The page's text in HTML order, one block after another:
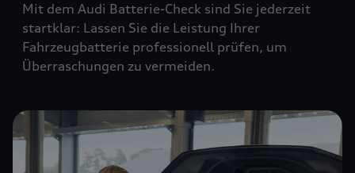
Mit dem Audi Batterie-Check sind Sie jederzeit
startklar: Lassen Sie die Leistung Ihrer
Fahrzeugbatterie professionell prüfen, um
Überraschungen zu vermeiden.